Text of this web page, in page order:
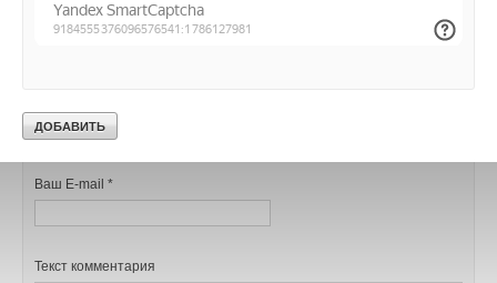
Ваше имя *
Ваш E-mail *
Текст комментария